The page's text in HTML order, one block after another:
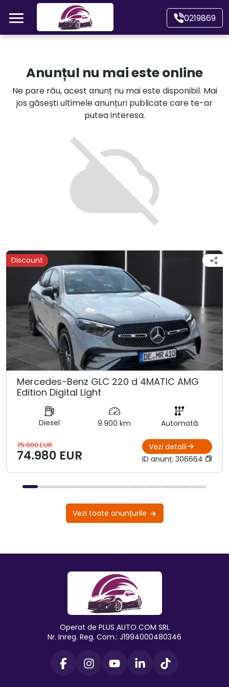
Mergi direct la conținutul principal
0219869
Autoturisme
Motociclete
Autoutilitare
Alte tipuri vehicule
Anunțul nu mai este online
Ne pare rău, acest anunț nu mai este disponibil. Mai
jos găsești ultimele anunțuri publicate care te-ar
putea interesa.
Discount
Mercedes-Benz GLC 220 d 4MATIC AMG
Edition Digital Light
Diesel 9.900 km Automată
75.000 EUR
74.980 EUR
Vezi detalii
ID anunț: 306664
Vezi toate anunțurile
Operat de PLUS AUTO COM SRL
Nr. Inreg. Reg. Com.: J1994000480346